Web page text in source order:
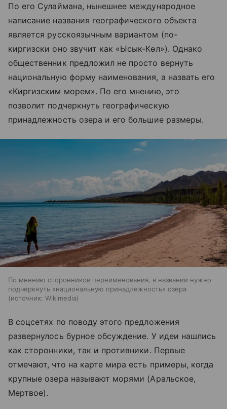
По его Сулаймана, нынешнее международное
написание названия географического объекта
является русскоязычным вариантом (по-
киргизски оно звучит как «Ысык-Көл»). Однако
общественник предложил не просто вернуть
национальную форму наименования, а назвать его
«Киргизским морем». По его мнению, это
позволит подчеркнуть географическую
принадлежность озера и его большие размеры.
По мнению сторонников переименования, в названии нужно
подчеркнуть «национальную принадлежность» озера
источник: Wikimedia
В соцсетях по поводу этого предложения
развернулось бурное обсуждение. У идеи нашлись
как сторонники, так и противники. Первые
отмечают, что на карте мира есть примеры, когда
крупные озера называют морями (Аральское,
Мертвое).